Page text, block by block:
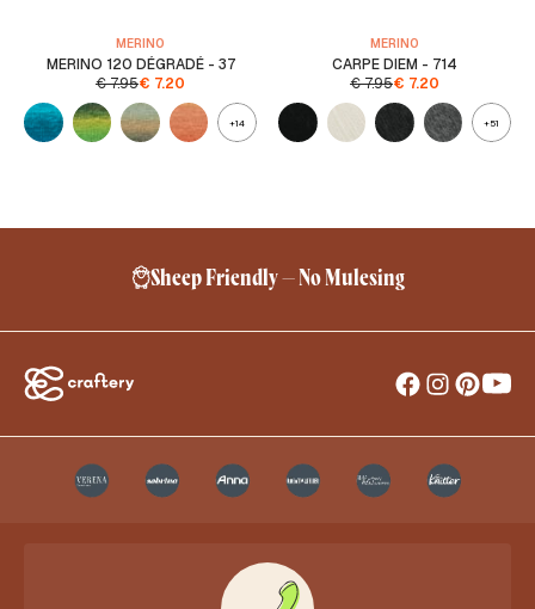
MERINO
MERINO 120 DÉGRADÉ - 37
€7.95€ 7.20
+14
MERINO
CARPE DIEM - 714
€7.95€ 7.20
+51
Sheep Friendly – No Mulesing